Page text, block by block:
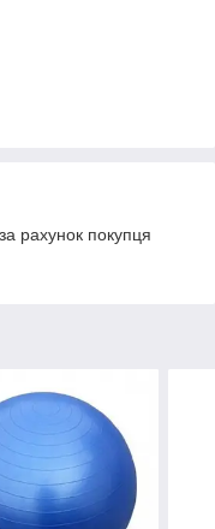
рахунок покупця